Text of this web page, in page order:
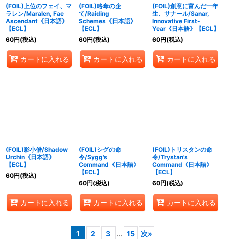
(FOIL)上位のフェイ、マ
ラレン/Maralen, Fae
Ascendant《日本語》
【ECL】
60円(税込)
カートに入れる
(FOIL)略奪の企
て/Raiding
Schemes《日本語》
【ECL】
60円(税込)
カートに入れる
(FOIL)創意に富んだ一年
生、サナール/Sanar,
Innovative First-
Year《日本語》【ECL】
60円(税込)
カートに入れる
(FOIL)影小僧/Shadow
Urchin《日本語》
【ECL】
60円(税込)
カートに入れる
(FOIL)シグの命
令/Sygg's
Command《日本語》
【ECL】
60円(税込)
カートに入れる
(FOIL)トリスタンの命
令/Trystan's
Command《日本語》
【ECL】
60円(税込)
カートに入れる
1 2 3 ... 15 次»